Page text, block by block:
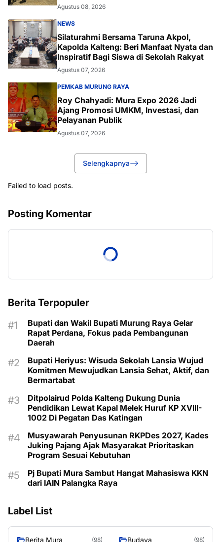
Agustus 08, 2026
NEWS
Silaturahmi Bersama Taruna Akpol,
Kapolda Kalteng: Beri Manfaat Nyata dan
Inspiratif Bagi Siswa di Sekolah Rakyat
Agustus 07, 2026
PEMKAB MURUNG RAYA
Roy Chahyadi: Mura Expo 2026 Jadi
Ajang Promosi UMKM, Investasi, dan
Pelayanan Publik
Agustus 07, 2026
Selengkapnya
Failed to load posts.
Posting Komentar
Berita Terpopuler
Bupati dan Wakil Bupati Murung Raya Gelar
Rapat Perdana, Fokus pada Pembangunan
Daerah
Bupati Heriyus: Wisuda Sekolah Lansia Wujud
Komitmen Mewujudkan Lansia Sehat, Aktif, dan
Bermartabat
Ditpolairud Polda Kalteng Dukung Dunia
Pendidikan Lewat Kapal Melek Huruf KP XVIII-
1002 Di Pegatan Das Katingan
Musyawarah Penyusunan RKPDes 2027, Kades
Juking Pajang Ajak Masyarakat Prioritaskan
Program Sesuai Kebutuhan
Pj Bupati Mura Sambut Hangat Mahasiswa KKN
dari IAIN Palangka Raya
Label List
Berita Mura (98) Budaya (98)